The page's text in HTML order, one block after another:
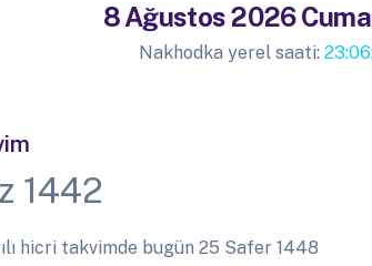
8 Ağustos 2026
Nakhodka yerel saati:
1442
hicri takvimde bugün 25 Safer 1448